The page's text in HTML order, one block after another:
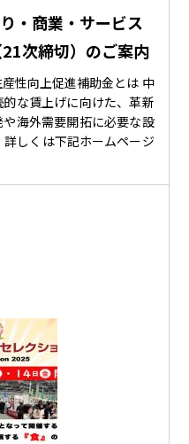
・商業・サービス
次締切）のご案内
性向上促進補助金とは 中
な賃上げに向けた、革新
海外需要開拓に必要な設
しくは下記ホームページ